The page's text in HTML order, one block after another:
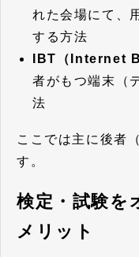
れた会場にて、
する方法
IBT（Internet
者がもつ端末（
法
ここでは主に後者
す。
検定・試験を
メリット